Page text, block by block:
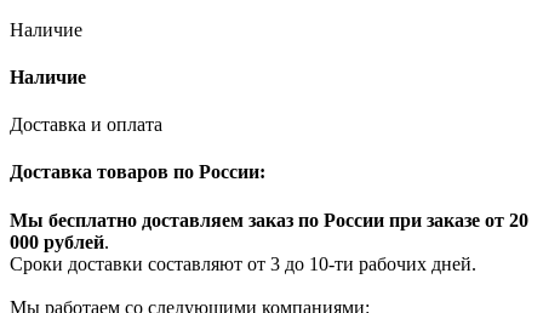
Наличие
Наличие
Доставка и оплата
Доставка товаров по России:
Мы бесплатно доставляем заказ по России при заказе от 20
000 рублей.
Сроки доставки составляют от 3 до 10-ти рабочих дней.
Мы работаем со следующими компаниями: